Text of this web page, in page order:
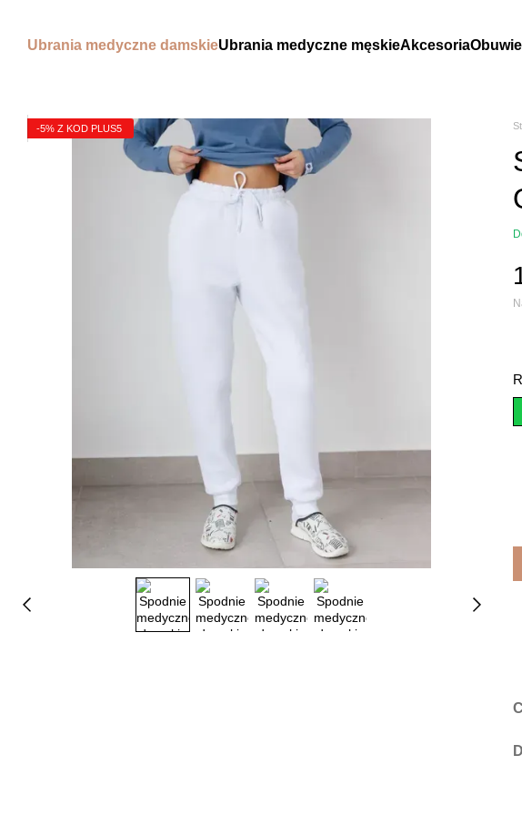
Ubrania medyczne damskieUbrania medyczne męskieAkcesoriaObuwie
-5% Z KOD PLUS5